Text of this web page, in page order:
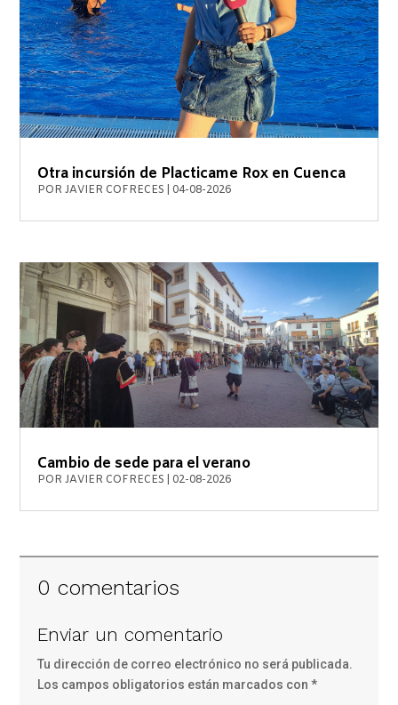
Otra incursión de Placticame Rox en Cuenca
PORJAVIER COFRECES 04-08-2026
Cambio de sede para el verano
PORJAVIER COFRECES 02-08-2026
0 comentarios
Enviar un comentario
Tu dirección de correo electrónico no será publicada.
Los campos obligatorios están marcados con*